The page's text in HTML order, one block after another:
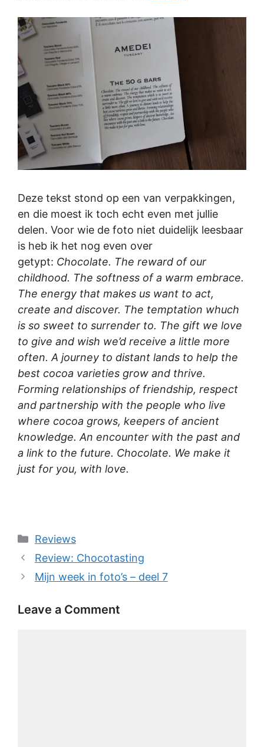
Deze tekst stond op een van verpakkingen,
en die moest ik toch echt even met jullie
delen. Voor wie de foto niet duidelijk leesbaar
is heb ik het nog even over
getypt: Chocolate. The reward of our
childhood. The softness of a warm embrace.
The energy that makes us want to act,
create and discover. The temptation whuch
is so sweet to surrender to. The gift we love
to give and wish we’d receive a little more
often. A journey to distant lands to help the
best cocoa varieties grow and thrive.
Forming relationships of friendship, respect
and partnership with the people who live
where cocoa grows, keepers of ancient
knowledge. An encounter with the past and
a link to the future. Chocolate. We make it
just for you, with love.
Categories
Reviews
Review: Chocotasting
Mijn week in foto’s – deel 7
Leave a Comment